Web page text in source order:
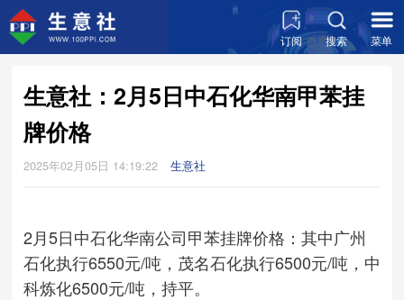
订阅 搜索 菜单
生意社：2月5日中石化华南甲苯挂
牌价格
2025年02月05日 14:19:22 生意社
2月5日中石化华南公司甲苯挂牌价格：其中广州
石化执行6550元/吨，茂名石化执行6500元/吨，中
科炼化6500元/吨，持平。